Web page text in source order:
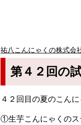
祐八こんにゃくの株式会
第４２回の
４２回目の夏のこん
①生芋こんにゃくのス